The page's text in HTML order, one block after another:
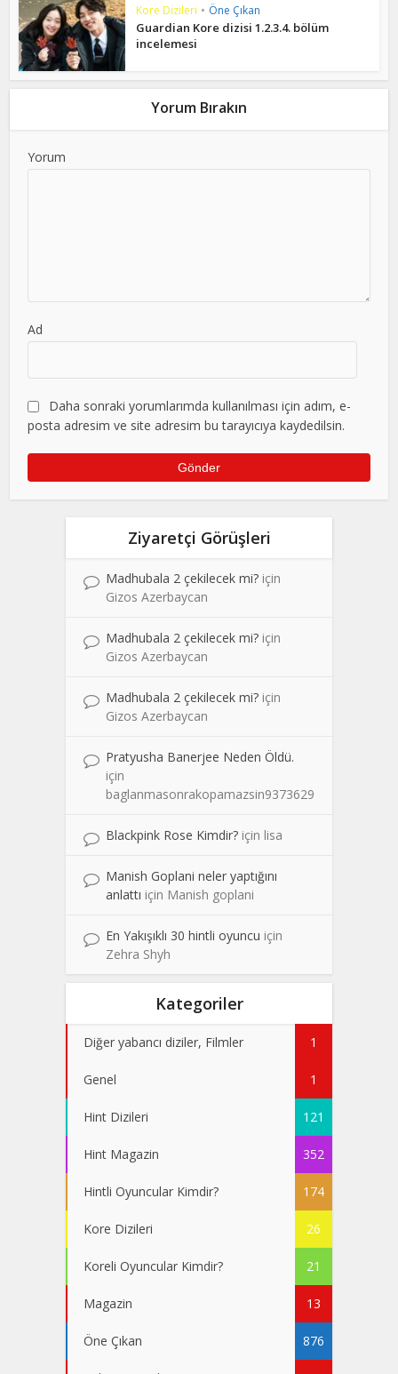
Kore Dizileri • Öne Çıkan
Guardian Kore dizisi 1.2.3.4. bölüm
incelemesi
Yorum Bırakın
Yorum
Ad
Daha sonraki yorumlarımda kullanılması için adım, e-
posta adresim ve site adresim bu tarayıcıya kaydedilsin.
Ziyaretçi Görüşleri
Madhubala 2 çekilecek mi? için
Gizos Azerbaycan
Madhubala 2 çekilecek mi? için
Gizos Azerbaycan
Madhubala 2 çekilecek mi? için
Gizos Azerbaycan
Pratyusha Banerjee Neden Öldü.
için
baglanmasonrakopamazsin9373629
Blackpink Rose Kimdir? için lisa
Manish Goplani neler yaptığını
anlattı için Manish goplani
En Yakışıklı 30 hintli oyuncu için
Zehra Shyh
Kategoriler
Diğer yabancı diziler, Filmler 1
Genel 1
Hint Dizileri 121
Hint Magazin 352
Hintli Oyuncular Kimdir? 174
Kore Dizileri 26
Koreli Oyuncular Kimdir? 21
Magazin 13
Öne Çıkan 876